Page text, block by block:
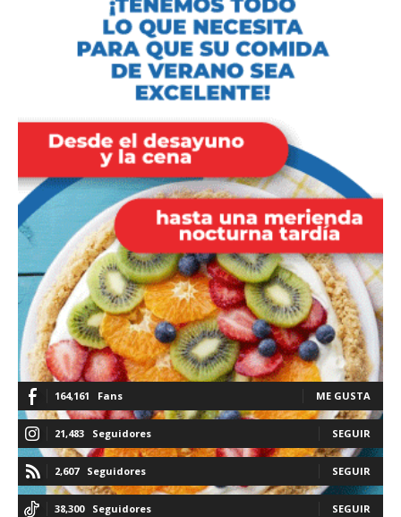
164,161 Fans ME GUSTA
21,483 Seguidores SEGUIR
2,607 Seguidores SEGUIR
38,300 Seguidores SEGUIR